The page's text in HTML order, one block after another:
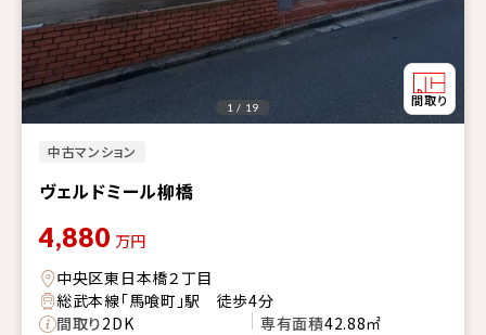
中古マンション
ヴェルドミール柳橋
1 / 19
4,880 万円
中央区東日本橋２丁目
総武本線「馬喰町」駅 徒歩4分
間取り2DK 専有面積42.88㎡